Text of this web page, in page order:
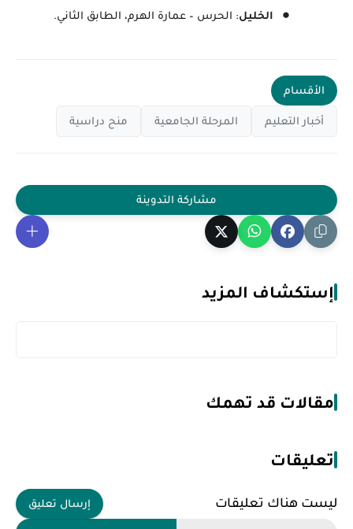
الخليل: الحرس – عمارة الهرم، الطابق الثاني.
الأقسام
أخبار التعليم المرحلة الجامعية منح دراسية
إستكشاف المزيد
مقالات قد تهمك
تعليقات
ليست هناك تعليقات إرسال تعليق